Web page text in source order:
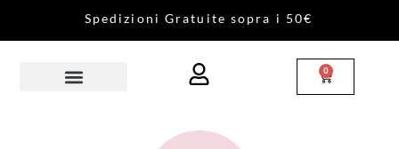
Sped izi on i Gratu ite sopra i 50€
0